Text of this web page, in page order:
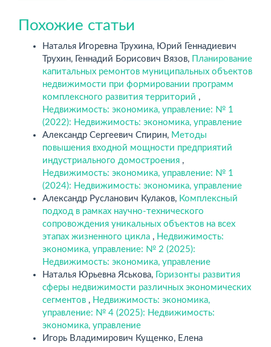
Похожие статьи
Наталья Игоревна Трухина, Юрий Геннадиевич
Трухин, Геннадий Борисович Вязов,
Планирование
капитальных ремонтов муниципальных объектов
недвижимости при формировании программ
комплексного развития территорий ,
Недвижимость: экономика, управление: № 1
(2022): Недвижимость: экономика, управление
Александр Сергеевич Спирин, Методы
повышения входной мощности предприятий
индустриального домостроения ,
Недвижимость: экономика, управление: № 1
(2024): Недвижимость: экономика, управление
Александр Русланович Кулаков, Комплексный
подход в рамках научно-технического
сопровождения уникальных объектов на всех
этапах жизненного цикла , Недвижимость:
экономика, управление: № 2 (2025):
Недвижимость: экономика, управление
Наталья Юрьевна Яськова, Горизонты развития
сферы недвижимости различных экономических
сегментов , Недвижимость: экономика,
управление: № 4 (2025): Недвижимость:
экономика, управление
Игорь Владимирович Кущенко, Елена